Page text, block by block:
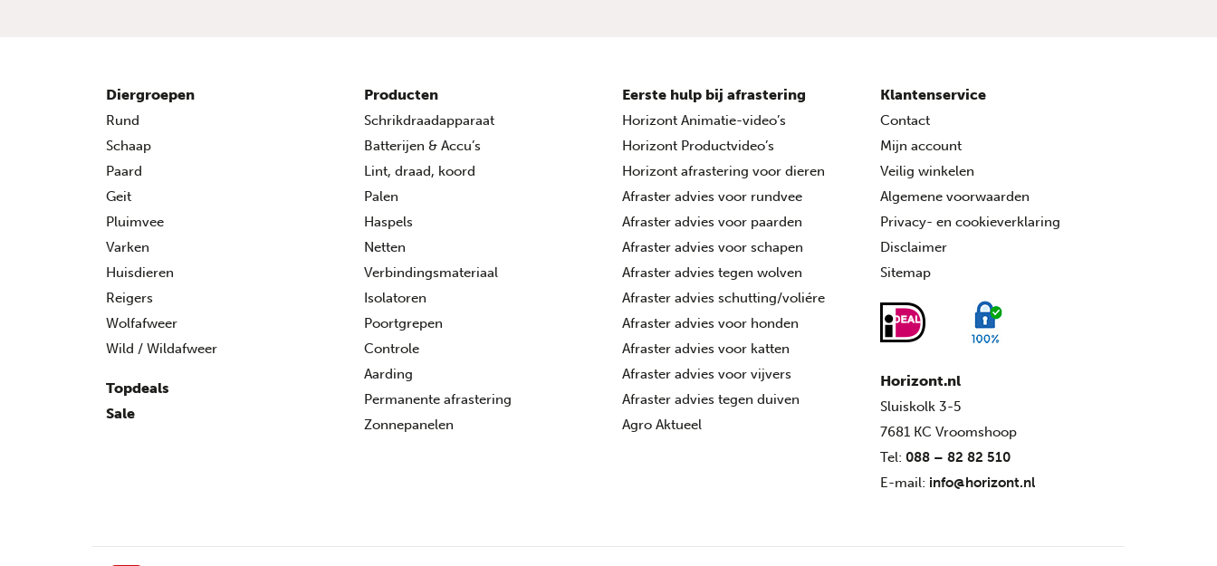
Diergroepen
Rund
Schaap
Paard
Geit
Pluimvee
Varken
Huisdieren
Reigers
Wolfafweer
Wild / Wildafweer
Topdeals
Sale
Producten
Schrikdraadapparaat
Batterijen & Accu’s
Lint, draad, koord
Palen
Haspels
Netten
Verbindingsmateriaal
Isolatoren
Poortgrepen
Controle
Aarding
Permanente afrastering
Zonnepanelen
Eerste hulp bij afrastering
Horizont Animatie-video’s
Horizont Productvideo’s
Horizont afrastering voor dieren
Afraster advies voor rundvee
Afraster advies voor paarden
Afraster advies voor schapen
Afraster advies tegen wolven
Afraster advies schutting/voliére
Afraster advies voor honden
Afraster advies voor katten
Afraster advies voor vijvers
Afraster advies tegen duiven
Agro Aktueel
Klantenservice
Contact
Mijn account
Veilig winkelen
Algemene voorwaarden
Privacy- en cookieverklaring
Disclaimer
Sitemap
Horizont.nl
Sluiskolk 3-5
7681 KC Vroomshoop
Tel: 088 – 82 82 510
E-mail: info@horizont.nl